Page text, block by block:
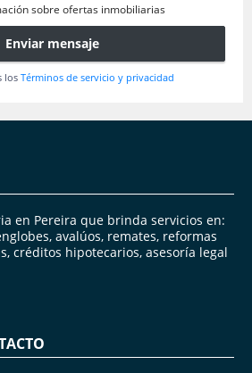
sobre ofertas inmobiliarias
Enviar mensaje
los Términos de servicio y privacidad
en Pereira que brinda servicios en:
avalúos, remates, reformas
créditos hipotecarios, asesoría legal